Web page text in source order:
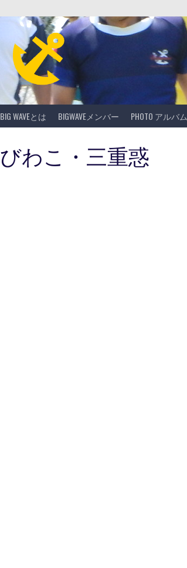
BIG WAVEとは BIGWAVEメンバー PHOTO アルバム
びわこ・三重惑